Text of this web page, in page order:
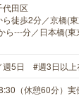
代田区
ら徒歩2分／京橋(
ら---分／日本橋(
週5日 #週3日以上
（休憩60分）